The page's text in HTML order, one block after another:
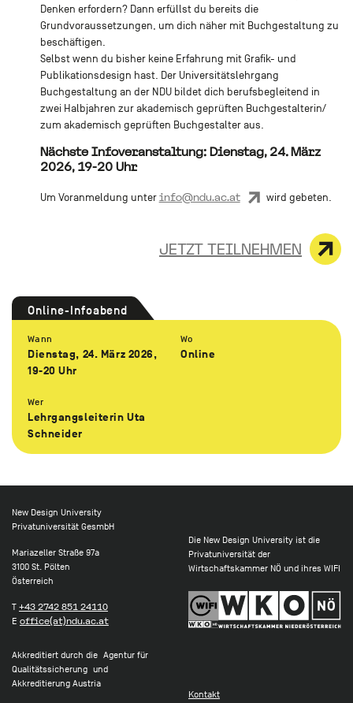
Denken erfordern? Dann erfüllst du bereits die
Grundvoraussetzungen, um dich näher mit Buchgestaltung zu
beschäftigen.
Selbst wenn du bisher keine Erfahrung mit Grafik- und
Publikationsdesign hast. Der Universitätslehrgang
Buchgestaltung an der NDU bildet dich berufsbegleitend in
zwei Halbjahren zur akademisch geprüften Buchgestalterin/
zum akademisch geprüften Buchgestalter aus.
Nächste Infoveranstaltung: Dienstag, 24. März
2026, 19-20 Uhr
Um Voranmeldung unter info@ndu.ac.at wird gebeten.
JETZT TEILNEHMEN
Online-Infoabend
Wann
Dienstag, 24. März 2026,
19-20 Uhr
Wo
Online
Wer
Lehrgangsleiterin Uta
Schneider
New Design University
Privatuniversität GesmbH
Mariazeller Straße 97a
3100 St. Pölten
Österreich
T +43 2742 851 24110
E office(at)ndu.ac.at
Die New Design University ist die
Privatuniversität der
Wirtschaftskammer NÖ und ihres WIFI
Akkreditiert durch die Agentur für
Qualitätssicherung und
Akkreditierung Austria
Kontakt